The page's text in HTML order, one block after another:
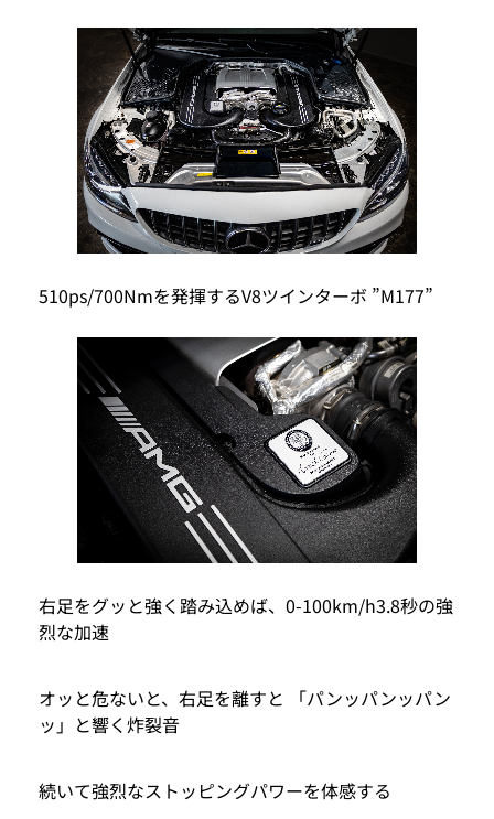
510ps/700Nmを発揮するV8ツインターボ ”M177”
右足をグッと強く踏み込めば、0-100km/h3.8秒の強
烈な加速
オッと危ないと、右足を離すと 「パンッパンッパン
ッ」と響く炸裂音
続いて強烈なストッピングパワーを体感する